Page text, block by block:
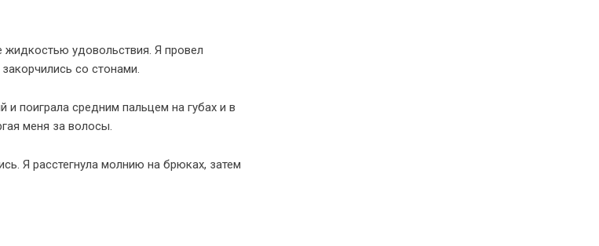
удовольствия. Я провел
со стонами.
поиграла средним пальцем на губах и в
меня за волосы.
Я расстегнула молнию на брюках, затем